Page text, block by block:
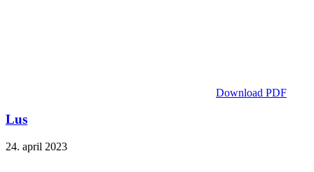
Download PDF
Lus
24. april 2023